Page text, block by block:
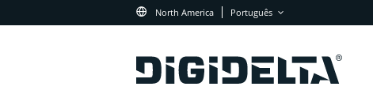
North America Português